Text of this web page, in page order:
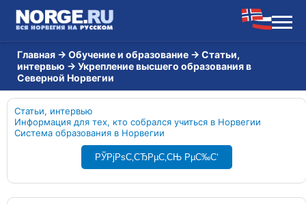
Главная → Обучение и образование → Статьи,
интервью → Укрепление высшего образования в
Северной Норвегии
Статьи, интервью
Информация для тех, кто собрался учиться в Норвегии
Система образования в Норвегии
РЎРјРѕС‚СЂРµС‚СЊ РµС‰С‘